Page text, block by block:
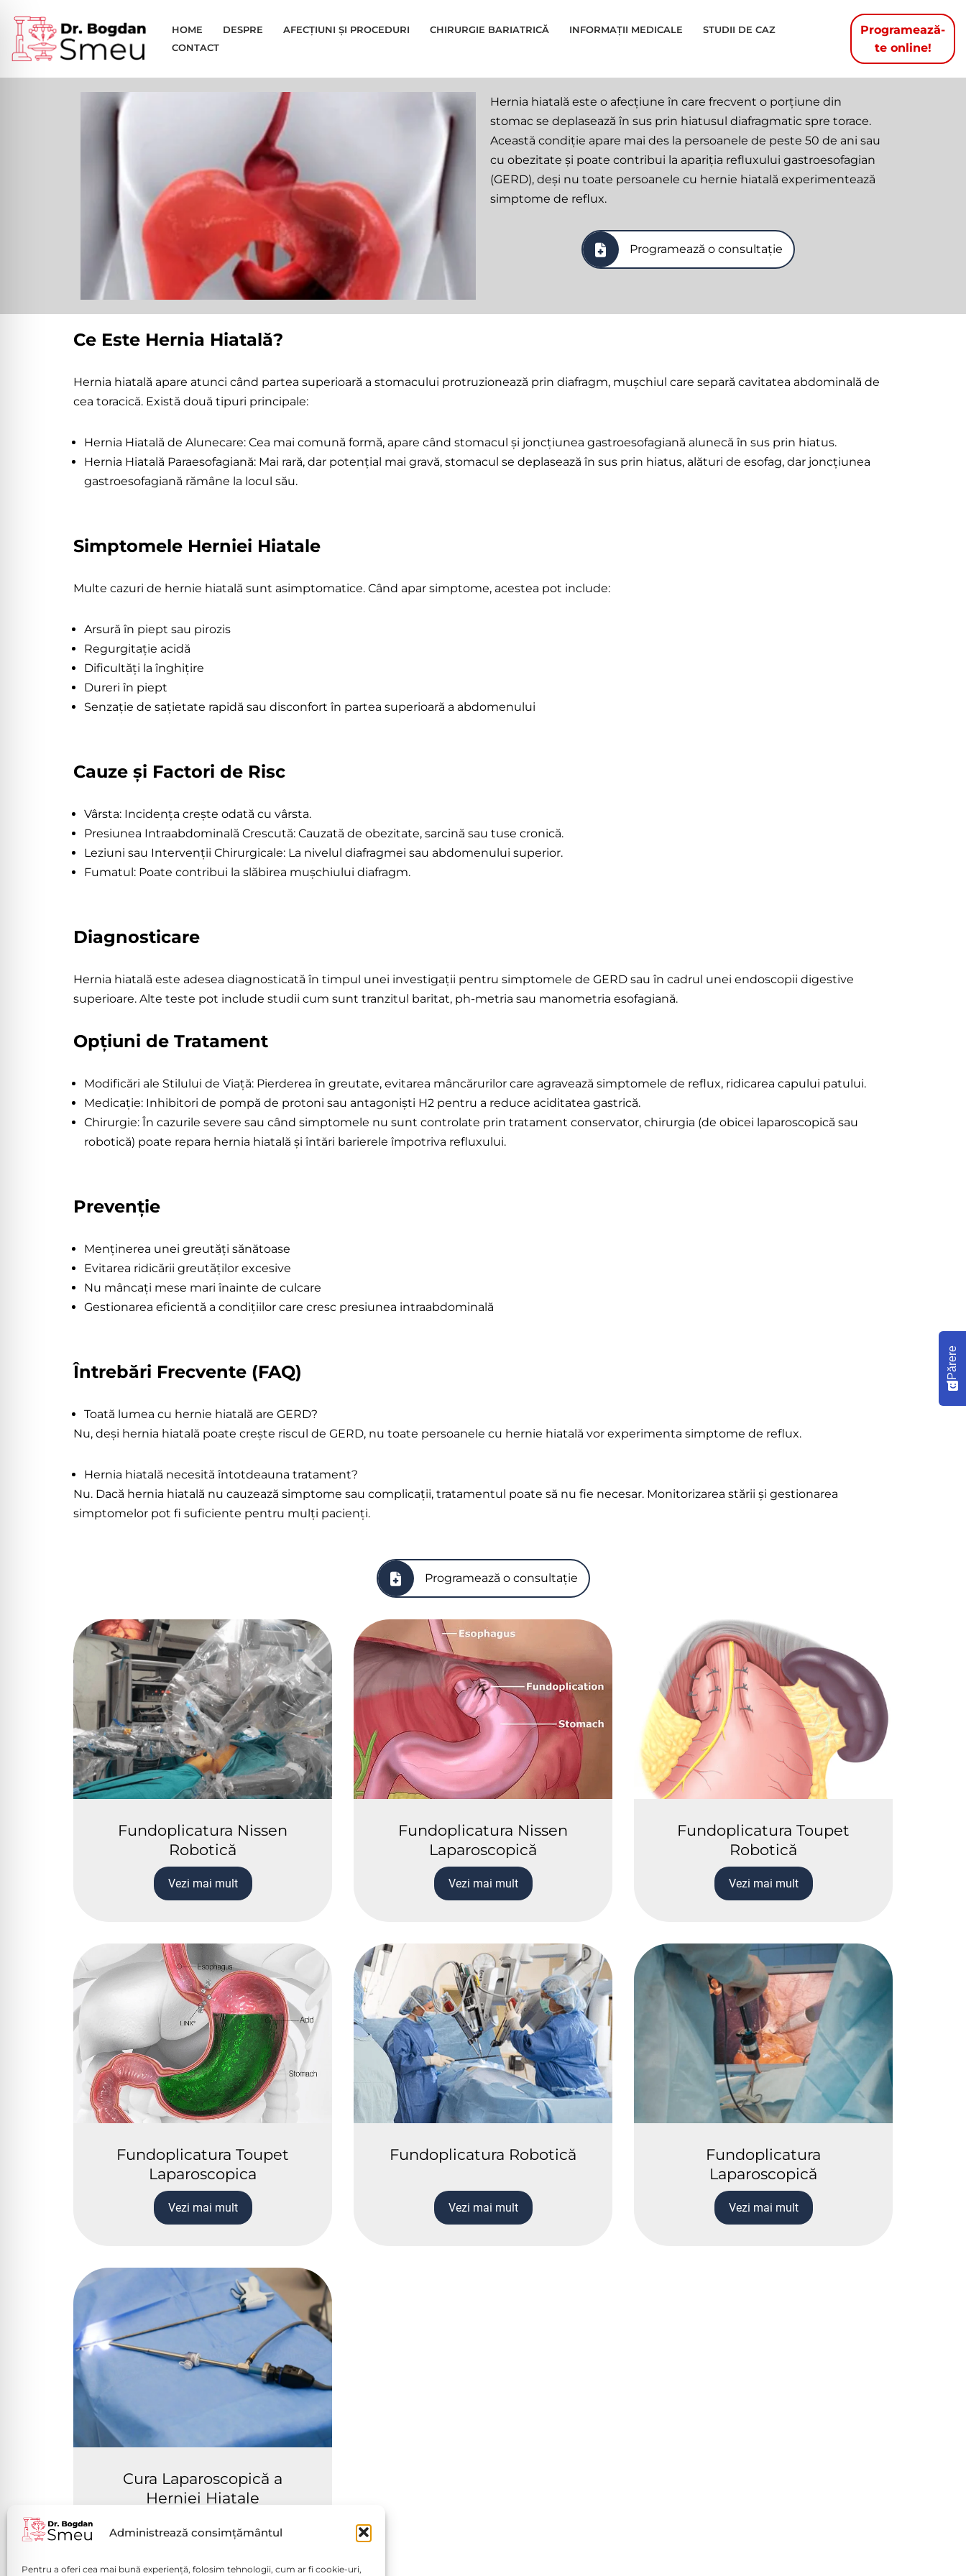
Administrează consimțământul
Pentru a oferi cea mai bună experiență, folosim tehnologii, cum ar fi cookie-uri,
Sari
la
conținut
HOME DESPRE AFECȚIUNI ȘI PROCEDURI CHIRURGIE BARIATRICĂ INFORMAȚII MEDICALE
STUDII DE CAZ
CONTACT
Programează-
te online!
Hernia
Hiatală
Hernia hiatală este o afecțiune în care frecvent o porțiune din
stomac se deplasează în sus prin hiatusul diafragmatic spre torace.
Această condiție apare mai des la persoanele de peste 50 de ani sau
cu obezitate și poate contribui la apariția refluxului gastroesofagian
(GERD), deși nu toate persoanele cu hernie hiatală experimentează
simptome de reflux.
Programează o consultație
Ce Este Hernia Hiatală?
Hernia hiatală apare atunci când partea superioară a stomacului protruzionează prin diafragm, mușchiul care separă cavitatea abdominală de
cea toracică. Există două tipuri principale:
Hernia Hiatală de Alunecare: Cea mai comună formă, apare când stomacul și joncțiunea gastroesofagiană alunecă în sus prin hiatus.
Hernia Hiatală Paraesofagiană: Mai rară, dar potențial mai gravă, stomacul se deplasează în sus prin hiatus, alături de esofag, dar joncțiunea
gastroesofagiană rămâne la locul său.
Simptomele Herniei Hiatale
Multe cazuri de hernie hiatală sunt asimptomatice. Când apar simptome, acestea pot include:
Arsură în piept sau pirozis
Regurgitație acidă
Dificultăți la înghițire
Dureri în piept
Senzație de sațietate rapidă sau disconfort în partea superioară a abdomenului
Cauze și Factori de Risc
Vârsta: Incidența crește odată cu vârsta.
Presiunea Intraabdominală Crescută: Cauzată de obezitate, sarcină sau tuse cronică.
Leziuni sau Intervenții Chirurgicale: La nivelul diafragmei sau abdomenului superior.
Fumatul: Poate contribui la slăbirea mușchiului diafragm.
Diagnosticare
Hernia hiatală este adesea diagnosticată în timpul unei investigații pentru simptomele de GERD sau în cadrul unei endoscopii digestive
superioare. Alte teste pot include studii cum sunt tranzitul baritat, ph-metria sau manometria esofagiană.
Opțiuni de Tratament
Modificări ale Stilului de Viață: Pierderea în greutate, evitarea mâncărurilor care agravează simptomele de reflux, ridicarea capului patului.
Medicație: Inhibitori de pompă de protoni sau antagoniști H2 pentru a reduce aciditatea gastrică.
Chirurgie: În cazurile severe sau când simptomele nu sunt controlate prin tratament conservator, chirurgia (de obicei laparoscopică sau
robotică) poate repara hernia hiatală și întări barierele împotriva refluxului.
Prevenție
Menținerea unei greutăți sănătoase
Evitarea ridicării greutăților excesive
Nu mâncați mese mari înainte de culcare
Gestionarea eficientă a condițiilor care cresc presiunea intraabdominală
Întrebări Frecvente (FAQ)
Toată lumea cu hernie hiatală are GERD?
Nu, deși hernia hiatală poate crește riscul de GERD, nu toate persoanele cu hernie hiatală vor experimenta simptome de reflux.
Hernia hiatală necesită întotdeauna tratament?
Nu. Dacă hernia hiatală nu cauzează simptome sau complicații, tratamentul poate să nu fie necesar. Monitorizarea stării și gestionarea
simptomelor pot fi suficiente pentru mulți pacienți.
Programează o consultație
Fundoplicatura Nissen
Robotică
Vezi mai mult
Fundoplicatura Nissen
Laparoscopică
Vezi mai mult
Fundoplicatura Toupet
Robotică
Vezi mai mult
Fundoplicatura Toupet
Laparoscopica
Vezi mai mult
Fundoplicatura Robotică
Vezi mai mult
Fundoplicatura
Laparoscopică
Vezi mai mult
Cura Laparoscopică a
Herniei Hiatale
Vezi mai mult
Părere